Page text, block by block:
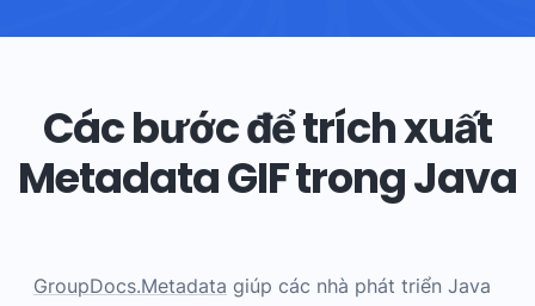
Các bước để trích xuất
Metadata GIF trong Java
GroupDocs.Metadata giúp các nhà phát triển Java